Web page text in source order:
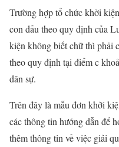
Trường hợp tổ chức khởi
con dấu theo quy định của
kiện không biết chữ thì phải
theo quy định tại điểm c
dân sự.
Trên đây là mẫu đơn khởi
các thông tin hướng dẫn để
thêm thông tin về việc giải